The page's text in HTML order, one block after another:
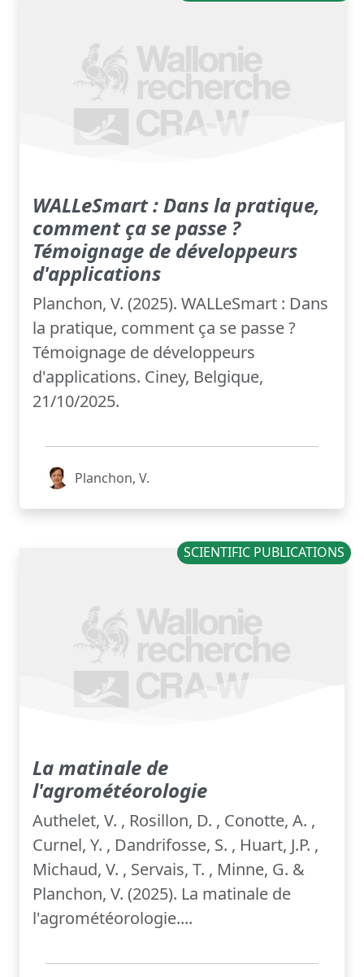
WALLeSmart : Dans la pratique,
comment ça se passe ?
Témoignage de développeurs
d'applications
Planchon, V. (2025). WALLeSmart : Dans
la pratique, comment ça se passe ?
Témoignage de développeurs
d'applications. Ciney, Belgique,
21/10/2025.
Planchon, V.
SCIENTIFIC PUBLICATIONS
La matinale de
l'agrométéorologie
Authelet, V. , Rosillon, D. , Conotte, A. ,
Curnel, Y. , Dandrifosse, S. , Huart, J.P. ,
Michaud, V. , Servais, T. , Minne, G. &
Planchon, V. (2025). La matinale de
l'agrométéorologie....